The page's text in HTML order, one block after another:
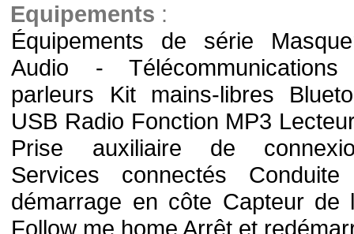
Equipements :
Équipements de série
Audio -
parleurs Kit mains-libres
USB Radio Fonction MP3
Prise auxiliaire de
Services connectés
démarrage en côte Capteur de
Follow me home Arrêt et